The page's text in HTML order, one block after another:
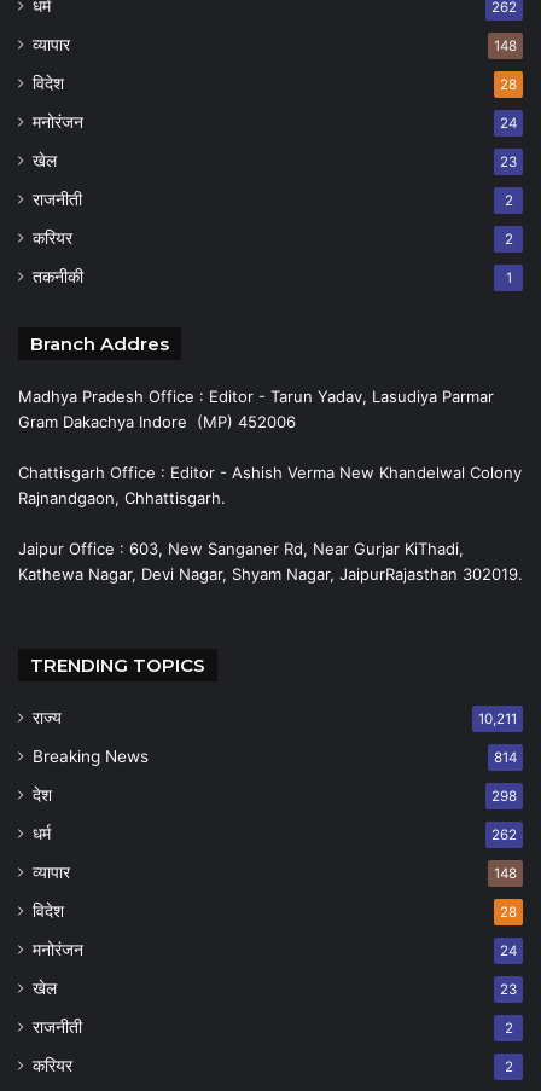
धर्म 262
व्यापार 148
विदेश 28
मनोरंजन 24
खेल 23
राजनीती 2
करियर 2
तकनीकी 1
Branch Addres
Madhya Pradesh Office : Editor - Tarun Yadav, Lasudiya Parmar
Gram Dakachya Indore (MP) 452006
Chattisgarh Office : Editor - Ashish Verma New Khandelwal Colony
Rajnandgaon, Chhattisgarh.
Jaipur Office : 603, New Sanganer Rd, Near Gurjar KiThadi,
Kathewa Nagar, Devi Nagar, Shyam Nagar, JaipurRajasthan 302019.
TRENDING TOPICS
राज्य 10,211
Breaking News 814
देश 298
धर्म 262
व्यापार 148
विदेश 28
मनोरंजन 24
खेल 23
राजनीती 2
करियर 2